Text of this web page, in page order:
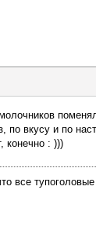
по вкусу и по
конечно : )))
все